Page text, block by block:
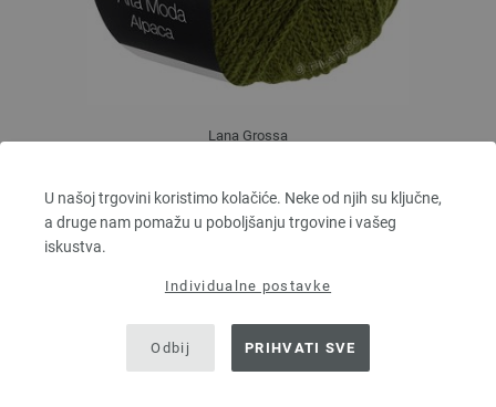
U našoj trgovini koristimo kolačiće. Neke od njih su ključne,
a druge nam pomažu u poboljšanju trgovine i vašeg
iskustva.
Individualne postavke
Odbij PRIHVATI SVE
Lana Grossa
90 % Alpaka, 5 % Djevicavuna, 5 % Poliamid
Dužina: otprilike 140 m / 50 g
Većina igle: 5 - 6
7,77 $
next